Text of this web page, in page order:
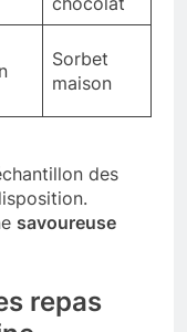
Sorbet
maison
des
savoureuse
repas